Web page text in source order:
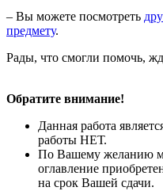
– Вы можете посмотреть
предмету.
Рады, что смогли помочь,
Обратите внимание!
Данная работа
работы НЕТ.
По Вашему желанию
оглавление
на срок Вашей сдачи.